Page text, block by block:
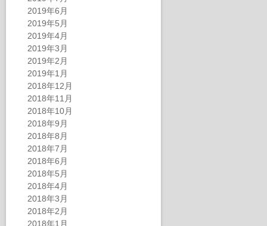
2019年6月
2019年5月
2019年4月
2019年3月
2019年2月
2019年1月
2018年12月
2018年11月
2018年10月
2018年9月
2018年8月
2018年7月
2018年6月
2018年5月
2018年4月
2018年3月
2018年2月
2018年1月